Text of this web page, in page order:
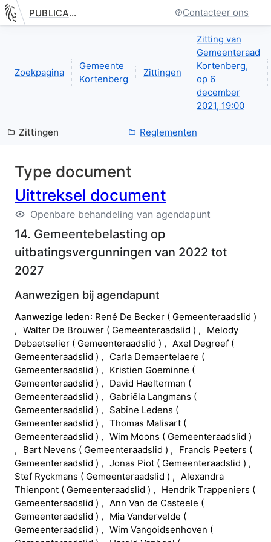
Nieuwe pagina: PUBLICATIE.GELINKT-NOTULEREN.VLAANDEREN.BE Contacteer ons
Zoekpagina
Gemeente
Kortenberg
Zittingen
Zitting van
Gemeenteraad
Kortenberg,
op 6
december
2021, 19:00
Zittingen Reglementen
Type document
Uittreksel document
Openbare behandeling van agendapunt
14. Gemeentebelasting op
uitbatingsvergunningen van 2022 tot
2027
Aanwezigen bij agendapunt
Aanwezige leden René De Becker ( Gemeenteraadslid )
Walter De Brouwer ( Gemeenteraadslid )
Melody
Debaetselier ( Gemeenteraadslid ) Axel Degreef (
Gemeenteraadslid ) Carla Demaertelaere (
Gemeenteraadslid ) Kristien Goeminne (
Gemeenteraadslid ) David Haelterman (
Gemeenteraadslid ) Gabriëla Langmans (
Gemeenteraadslid ) Sabine Ledens (
Gemeenteraadslid ) Thomas Malisart (
Gemeenteraadslid ) Wim Moons ( Gemeenteraadslid )
Bart Nevens ( Gemeenteraadslid ) Francis Peeters (
Gemeenteraadslid ) Jonas Piot ( Gemeenteraadslid )
Stef Ryckmans ( Gemeenteraadslid )
Alexandra
Thienpont ( Gemeenteraadslid ) Hendrik Trappeniers (
Gemeenteraadslid ) Ann Van de Casteele (
Gemeenteraadslid ) Mia Vandervelde (
Gemeenteraadslid ) Wim Vangoidsenhoven (